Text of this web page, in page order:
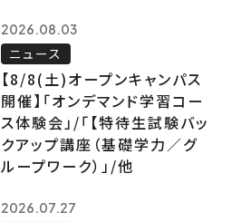
2026.08.03
ニュース
【8/8(土)オープンキャンパス
開催】「オンデマンド学習コー
ス体験会」/「【特待生試験バッ
クアップ講座（基礎学力／グ
ループワーク）」/他
2026.07.27